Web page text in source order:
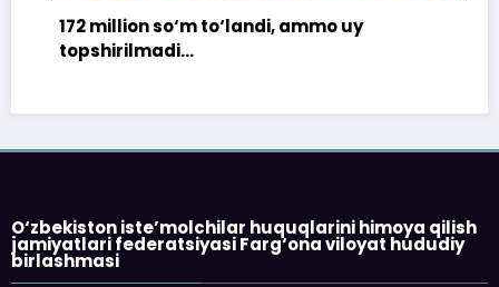
172 million so‘m to‘landi, ammo uy
topshirilmadi…
O‘zbekiston iste’molchilar huquqlarini himoya qilish
jamiyatlari federatsiyasi Farg‘ona viloyat hududiy
birlashmasi